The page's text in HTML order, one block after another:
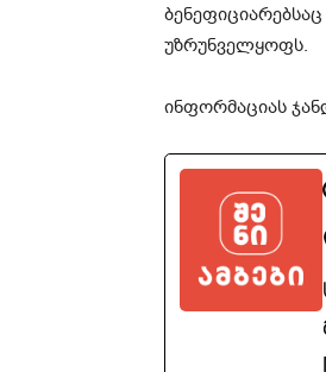
უზრუნველყოფს.
ინფორმაციას